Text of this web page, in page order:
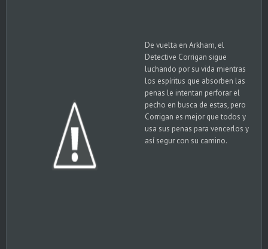
De vuelta en Arkham, el
Detective Corrigan sigue
luchando por su vida mientras
los espíritus que absorben las
penas le intentan perforar el
pecho en busca de estas, pero
Corrigan es mejor que todos y
usa sus penas para vencerlos y
así segur con su camino.